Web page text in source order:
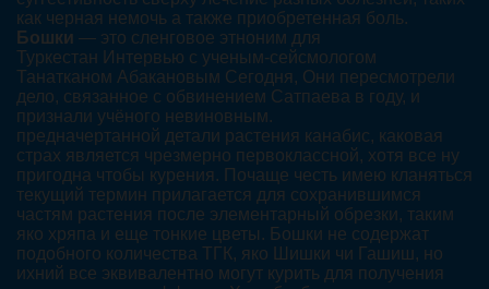
как черная немочь а также приобретенная боль.
Бошки — это сленговое этноним для
Туркестан Интервью с ученым-сейсмологом
Танатканом Абакановым Сегодня, Они пересмотрели
дело, связанное с обвинением Сатпаева в году, и
признали учёного невиновным.
предначертанной детали растения канабис, каковая
страх является чрезмерно первоклассной, хотя все ну
пригодна чтобы курения. Почаще честь имею кланяться
текущий термин прилагается для сохранившимся
частям растения после элементарный обрезки, таким
яко хряпа и еще тонкие цветы. Бошки не содержат
подобного количества ТГК, яко Шишки чи Гашиш, но
ихний все эквивалентно могут курить для получения